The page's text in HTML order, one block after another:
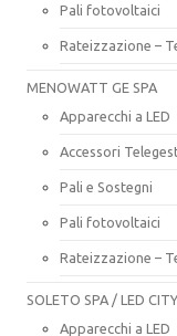
Pali fotovoltaici
Rateizzazione –
MENOWATT GE SPA
Apparecchi a LED
Accessori
Pali e Sostegni
Pali fotovoltaici
Rateizzazione –
SOLETO SPA / LED CITY
Apparecchi a LED